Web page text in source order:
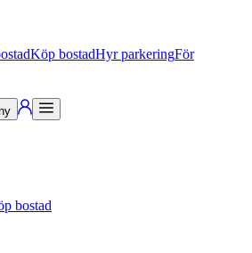
Köp bostadHyr parkeringFör
bostad